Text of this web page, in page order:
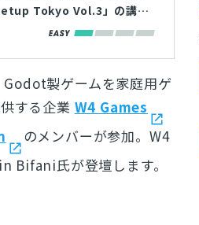
Tokyo Vol.3」の講演
Godot製ゲームを家庭用ゲ
する企業 W4 Games
のメンバーが参加。 W4
Bifani氏が登壇します。